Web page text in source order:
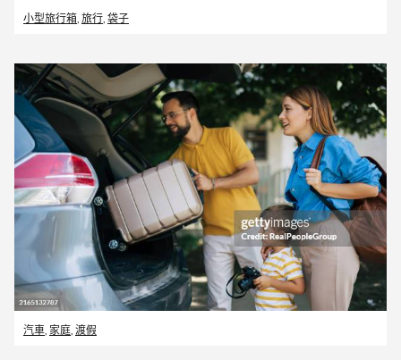
小型旅行箱 旅行 袋子
汽車, 家庭, 渡假